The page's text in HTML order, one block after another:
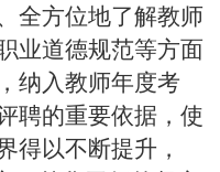
全方位地了解教师
业道德规范等方面
纳入教师年度考
聘的重要依据，使
得以不断提升，